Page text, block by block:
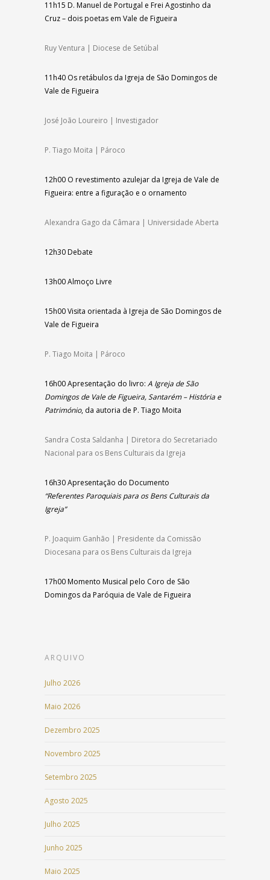
11h15 D. Manuel de Portugal e Frei Agostinho da
Cruz – dois poetas em Vale de Figueira
Ruy Ventura | Diocese de Setúbal
11h40 Os retábulos da Igreja de São Domingos de
Vale de Figueira
José João Loureiro | Investigador
P. Tiago Moita | Pároco
12h00 O revestimento azulejar da Igreja de Vale de
Figueira: entre a figuração e o ornamento
Alexandra Gago da Câmara | Universidade Aberta
12h30 Debate
13h00Almoço Livre
15h00Visita orientada à Igreja de São Domingos de
Vale de Figueira
P. Tiago Moita | Pároco
16h00Apresentação do livro: A Igreja de São
Domingos de Vale de Figueira, Santarém – História e
Património, da autoria de P. Tiago Moita
Sandra Costa Saldanha | Diretora do Secretariado
Nacional para os Bens Culturais da Igreja
16h30Apresentação do Documento
“ReferentesParoquiais para os Bens Culturais da
Igreja”
P. Joaquim Ganhão | Presidente da Comissão
Diocesana para os Bens Culturais da Igreja
17h00 Momento Musical pelo Coro de São
Domingos da Paróquia de Vale de Figueira
ARQUIVO
Julho 2026
Maio 2026
Dezembro 2025
Novembro 2025
Setembro 2025
Agosto 2025
Julho 2025
Junho 2025
Maio 2025